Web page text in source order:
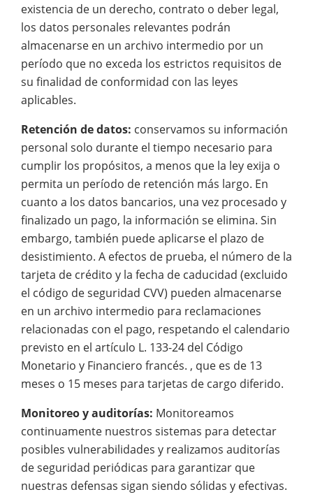
existencia de un derecho, contrato o deber legal,
los datos personales relevantes podrán
almacenarse en un archivo intermedio por un
período que no exceda los estrictos requisitos de
su finalidad de conformidad con las leyes
aplicables.
Retención de datos: conservamos su información
personal solo durante el tiempo necesario para
cumplir los propósitos, a menos que la ley exija o
permita un período de retención más largo. En
cuanto a los datos bancarios, una vez procesado y
finalizado un pago, la información se elimina. Sin
embargo, también puede aplicarse el plazo de
desistimiento. A efectos de prueba, el número de la
tarjeta de crédito y la fecha de caducidad (excluido
el código de seguridad CVV) pueden almacenarse
en un archivo intermedio para reclamaciones
relacionadas con el pago, respetando el calendario
previsto en el artículo L. 133-24 del Código
Monetario y Financiero francés. , que es de 13
meses o 15 meses para tarjetas de cargo diferido.
Monitoreo y auditorías: Monitoreamos
continuamente nuestros sistemas para detectar
posibles vulnerabilidades y realizamos auditorías
de seguridad periódicas para garantizar que
nuestras defensas sigan siendo sólidas y efectivas.